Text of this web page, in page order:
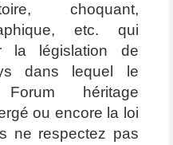
choquant,
etc. qui
la législation de
dans lequel le
héritage
ou encore la loi
ne respectez pas